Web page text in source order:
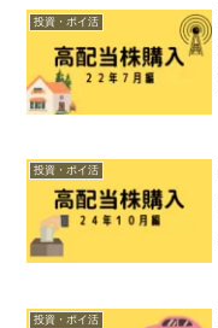
投資・ポイ活
投資・ポイ活
投資・ポイ活